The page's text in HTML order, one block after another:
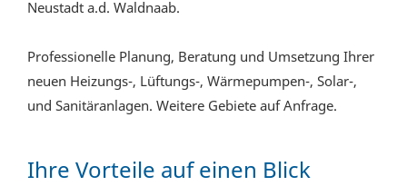
Neustadt a.d. Waldnaab.
Professionelle Planung, Beratung und Umsetzung Ihrer
neuen Heizungs-, Lüftungs-, Wärmepumpen-, Solar-,
und Sanitäranlagen. Weitere Gebiete auf Anfrage.
Ihre Vorteile auf einen Blick